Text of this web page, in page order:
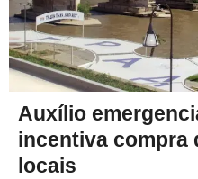
Auxílio
incentiva compra
locais